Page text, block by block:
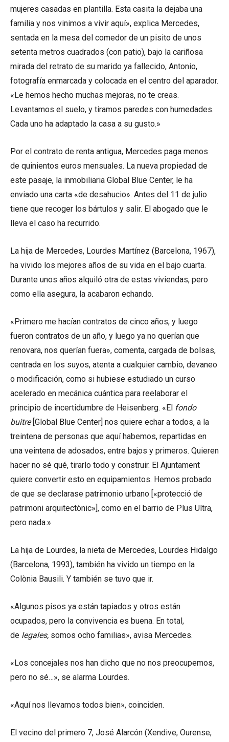
mujeres casadas en plantilla. Esta casita la dejaba una
familia y nos vinimos a vivir aquí», explica Mercedes,
sentada en la mesa del comedor de un pisito de unos
setenta metros cuadrados (con patio), bajo la cariñosa
mirada del retrato de su marido ya fallecido, Antonio,
fotografía enmarcada y colocada en el centro del aparador.
«Le hemos hecho muchas mejoras, no te creas.
Levantamos el suelo, y tiramos paredes con humedades.
Cada uno ha adaptado la casa a su gusto.»
Por el contrato de renta antigua, Mercedes paga menos
de quinientos euros mensuales. La nueva propiedad de
este pasaje, la inmobiliaria Global Blue Center, le ha
enviado una carta «de desahucio». Antes del 11 de julio
tiene que recoger los bártulos y salir. El abogado que le
lleva el caso ha recurrido.
La hija de Mercedes, Lourdes Martínez (Barcelona, 1967),
ha vivido los mejores años de su vida en el bajo cuarta.
Durante unos años alquiló otra de estas viviendas, pero
como ella asegura, la acabaron echando.
«Primero me hacían contratos de cinco años, y luego
fueron contratos de un año, y luego ya no querían que
renovara, nos querían fuera», comenta, cargada de bolsas,
centrada en los suyos, atenta a cualquier cambio, devaneo
o modificación, como si hubiese estudiado un curso
acelerado en mecánica cuántica para reelaborar el
principio de incertidumbre de Heisenberg. «El fondo
buitre[Global Blue Center] nos quiere echar a todos, a la
treintena de personas que aquí habemos, repartidas en
una veintena de adosados, entre bajos y primeros. Quieren
hacer no sé qué, tirarlo todo y construir. El Ajuntament
quiere convertir esto en equipamientos. Hemos probado
de que se declarase patrimonio urbano [«protecció de
patrimoni arquitectònic»], como en el barrio de Plus Ultra,
pero nada.»
La hija de Lourdes, la nieta de Mercedes, Lourdes Hidalgo
(Barcelona, 1993), también ha vivido un tiempo en la
Colònia Bausili. Y también se tuvo que ir.
«Algunos pisos ya están tapiados y otros están
ocupados, pero la convivencia es buena. En total,
de legales, somos ocho familias», avisa Mercedes.
«Los concejales nos han dicho que no nos preocupemos,
pero no sé…», se alarma Lourdes.
«Aquí nos llevamos todos bien», coinciden.
El vecino del primero 7, José Alarcón (Xendive, Ourense,